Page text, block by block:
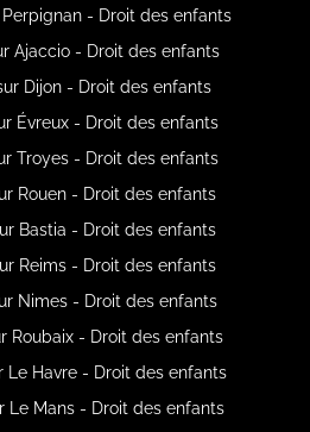
- Droit des enfants
Ajaccio - Droit des enfants
Dijon - Droit des enfants
Évreux - Droit des enfants
Troyes - Droit des enfants
Rouen - Droit des enfants
Bastia - Droit des enfants
Reims - Droit des enfants
Nimes - Droit des enfants
Roubaix - Droit des enfants
Le Havre - Droit des enfants
Le Mans - Droit des enfants